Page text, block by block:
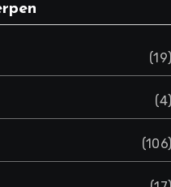
(19)
(4)
(106)